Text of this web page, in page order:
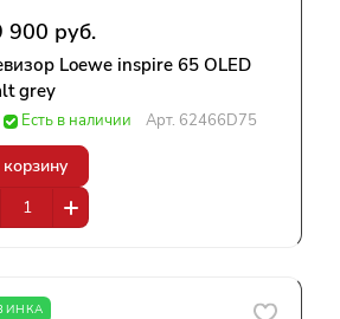
900 руб.
Loewe inspire 65 OLED
grey
Есть в наличии Арт. 62466D75